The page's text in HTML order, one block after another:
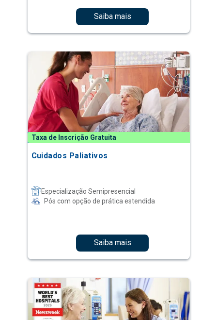
Saiba mais
Taxa de Inscrição Gratuita
Cuidados Paliativos
Especialização Semipresencial
Pós com opção de prática estendida
Saiba mais